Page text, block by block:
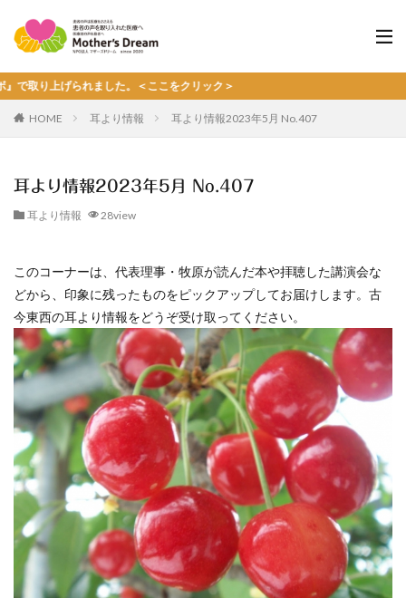
げられました。＜ここをクリック＞
HOME 耳より情報 耳より情報2023年5月 No.407
耳より情報2023年5月 No.407
耳より情報 28view
このコーナーは、代表理事・牧原が読んだ本や拝聴した講演会な
どから、印象に残ったものをピックアップしてお届けします。古
今東西の耳より情報をどうぞ受け取ってください。